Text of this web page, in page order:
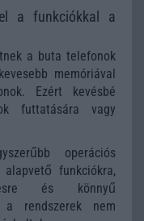
a funkciókkal a
a buta telefonok
memóriával
Ezért kevésbé
futtatására vagy
operációs
funkciókra,
és könnyű
a rendszerek nem